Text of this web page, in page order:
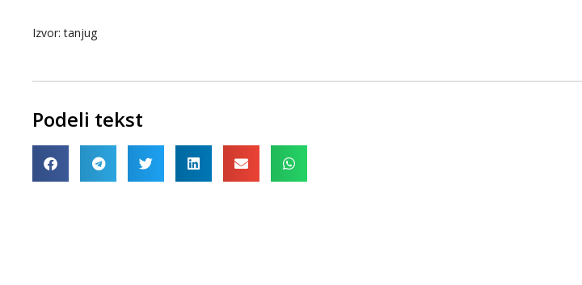
Izvor: tanjug
Podeli tekst